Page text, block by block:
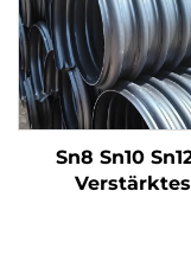
Sn8 Sn10
Verstärktes